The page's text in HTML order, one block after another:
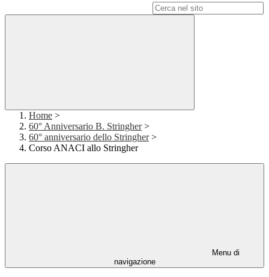
Home >
60° Anniversario B. Stringher >
60° anniversario dello Stringher >
Corso ANACI allo Stringher
Menu di
navigazione